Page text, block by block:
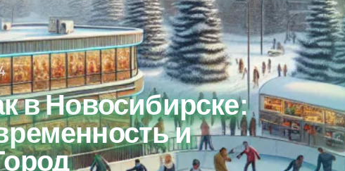
в Новосибирске:
и